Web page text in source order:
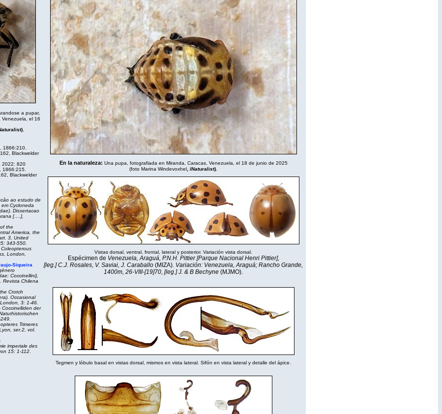
a pupar,
Venezuela, el 16
).
1866:210.
Blackwelder
2022: 820
1866:215.
Blackwelder
ao estudo de
Cycloneda
Dissertacao
[….],
the
America, the
3, United
343-550.
London,
Siqueira
Coccinellini),
Revista Chilena
Crotch
Occasional
3: 1-46.
Coccinelliden der
Trimeres
ser.2, vol.
imperiale des
15: 1-112.
En la naturaleza: Una pupa, fotografiada en Miranda, Caracas, Venezuela, el 18 de junio de 2025
(foto Marina Windevoxhel iNaturalist).
Vistas dorsal, ventral, frontal, lateral y posterior. Variación vista dorsal.
Espécimen de Venezuela, Araguá, P.N.H. Pittier [Parque Nacional Henri Pittier],
[leg.] C.J. Rosales, V. Saviai, J. Caraballo (MIZA). Variación: Venezuela, Araguá; Rancho Grande,
1400m, 26-VIII-[19]70, [leg.] J. & B Bechyne (MJMO).
Tegmen y lóbulo basal en vistas dorsal, mismos en vista lateral. Sifón en vista lateral y detalle del ápice.